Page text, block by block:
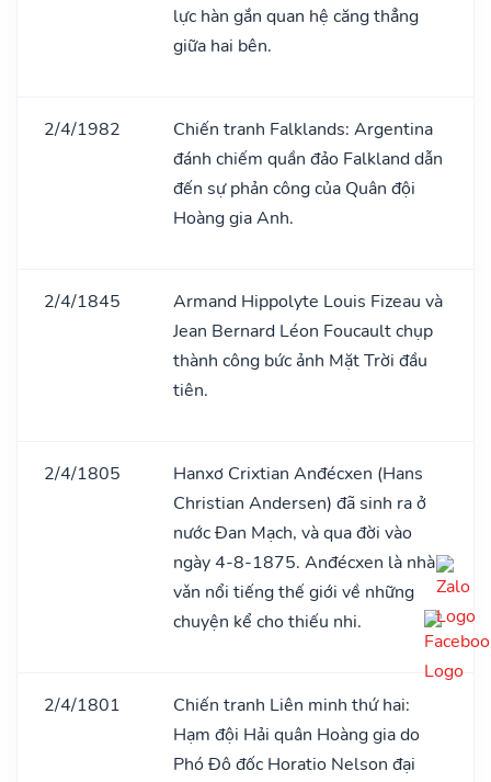
lực hàn gắn quan hệ căng thẳng
giữa hai bên.
2/4/1982
Chiến tranh Falklands: Argentina
đánh chiếm quần đảo Falkland dẫn
đến sự phản công của Quân đội
Hoàng gia Anh.
2/4/1845
Armand Hippolyte Louis Fizeau và
Jean Bernard Léon Foucault chụp
thành công bức ảnh Mặt Trời đầu
tiên.
2/4/1805
Hanxơ Crixtian Anđécxen (Hans
Christian Andersen) đã sinh ra ở
nước Đan Mạch, và qua đời vào
ngày 4-8-1875. Anđécxen là nhà
vǎn nổi tiếng thế giới về những
chuyện kể cho thiếu nhi.
2/4/1801
Chiến tranh Liên minh thứ hai:
Hạm đội Hải quân Hoàng gia do
Phó Đô đốc Horatio Nelson đại